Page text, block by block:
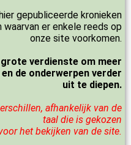
gepubliceerde kronieken
er enkele reeds op
onze site voorkomen.
grote verdienste om meer
de onderwerpen verder
uit te diepen.
afhankelijk van de
taal die is gekozen
het bekijken van de site.